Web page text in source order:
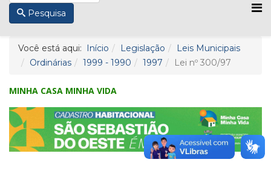
Pesquisa
Você está aqui: Início Legislação
Leis Municipais
Ordinárias
1999 - 1990 1997 Lei nº 300/97
MINHA CASA MINHA VIDA